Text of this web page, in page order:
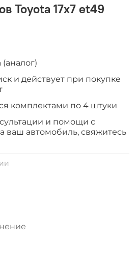
Toyota 17x7 et49
и действует при покупке
комплектами по 4 штуки
и помощи с
ваш автомобиль, свяжитесь